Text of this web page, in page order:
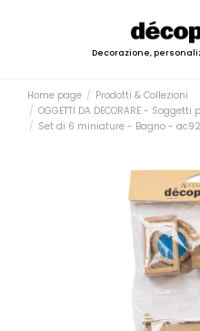
Decorazione,
Home page
Prodotti & Collezioni
OGGETTI DA DECORARE - Soggetti
Set di 6 miniature - Bagno -